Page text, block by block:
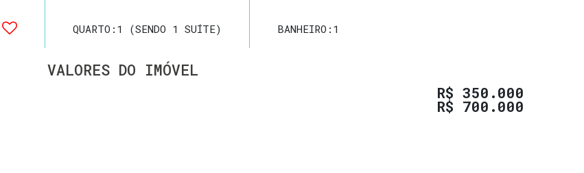
QUARTO: 1 (SENDO 1 SUÍTE) BANHEIRO: 1
VALORES DO IMÓVEL
R$ 350.000
R$ 700.000